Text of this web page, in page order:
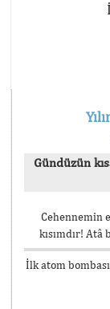
Gündüzün
Cehennemin
kısımdır!
İlk atom